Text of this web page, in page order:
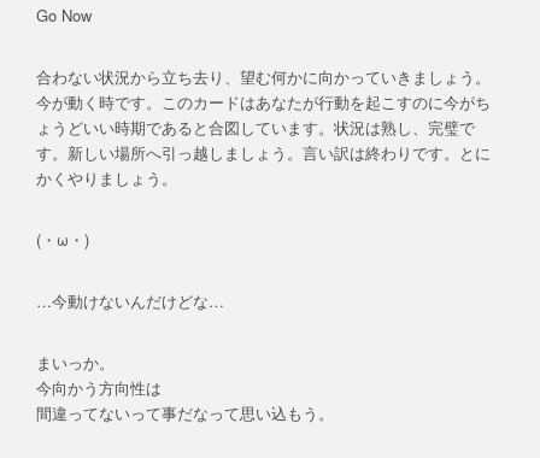
Go Now
合わない状況から立ち去り、望む何かに向かっていきましょう。
今が動く時です。このカードはあなたが行動を起こすのに今がち
ょうどいい時期であると合図しています。状況は熟し、完璧で
す。新しい場所へ引っ越しましょう。言い訳は終わりです。とに
かくやりましょう。
(・ω・)
…今動けないんだけどな…
まいっか。
今向かう方向性は
間違ってないって事だなって思い込もう。